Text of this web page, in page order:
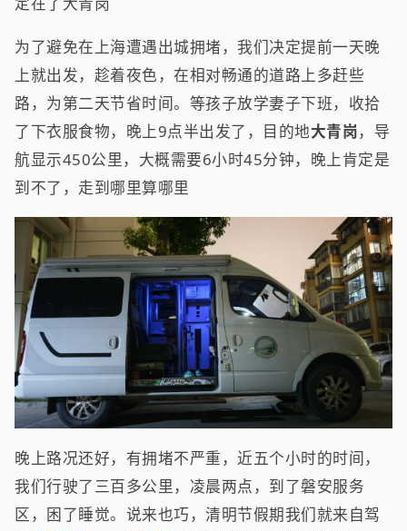
为了避免在上海遭遇出城拥堵，我们决定提前一天晚
上就出发，趁着夜色，在相对畅通的道路上多赶些
路，为第二天节省时间。等孩子放学妻子下班，收拾
了下衣服食物，晚上9点半出发了，目的地大青岗，导
航显示450公里，大概需要6小时45分钟，晚上肯定是
到不了，走到哪里算哪里
晚上路况还好，有拥堵不严重，近五个小时的时间，
我们行驶了三百多公里，凌晨两点，到了磐安服务
区，困了睡觉。说来也巧，清明节假期我们就来自驾